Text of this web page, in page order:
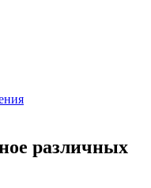
различных